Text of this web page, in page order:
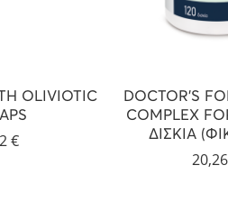
OLIVIOTIC
€
DOCTOR’S
COMPLEX
ΔΙΣΚΙΑ
20,26